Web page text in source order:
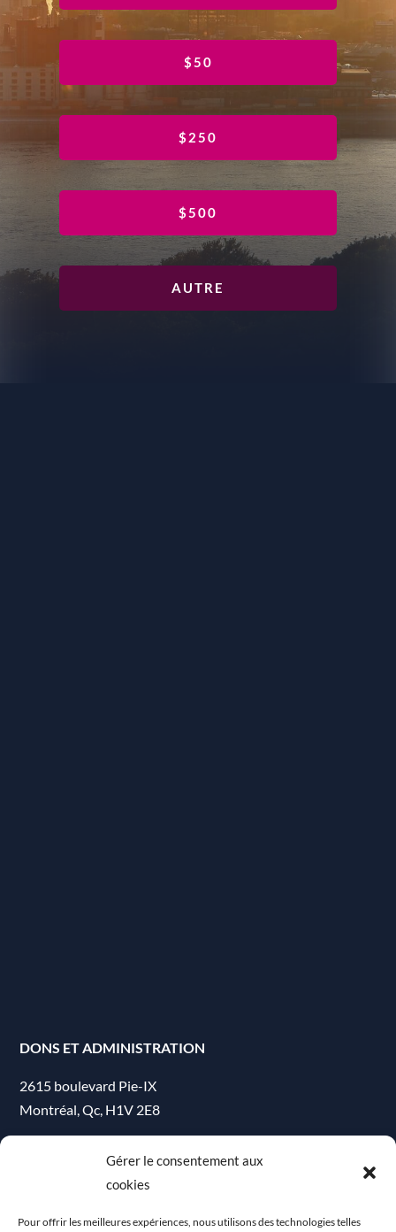
Gérer le consentement aux
cookies
Pour offrir les meilleures expériences, nous utilisons des technologies telles
$50
$250
$500
AUTRE
DONS ET ADMINISTRATION
2615 boulevard Pie-IX
Montréal, Qc, H1V 2E8
info@lemurier.org
Numéro d'enregistrement d'organisme de bienfaisance :